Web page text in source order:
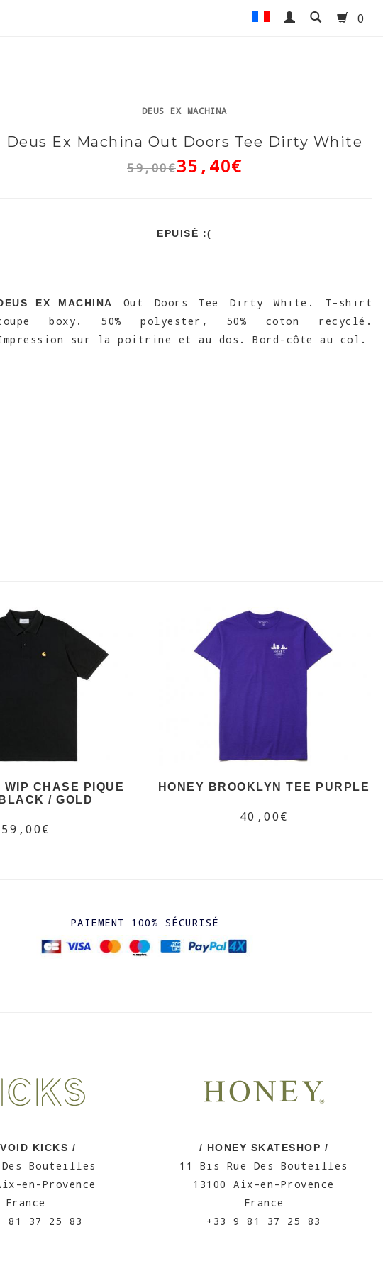
0
DEUS EX MACHINA
Deus Ex Machina Out Doors Tee Dirty White
59,00€35,40€
EPUISÉ :(
EX MACHINA
Out Doors Tee Dirty White. T-shirt
boxy. 50% polyester, 50% coton recyclé.
sur la poitrine et au dos. Bord-côte au col.
CHASE PIQUE
/ GOLD
59,00€
HONEY BROOKLYN TEE PURPLE
40,00€
PAIEMENT 100% SÉCURISÉ
KICKS /
Des Bouteilles
en-Provence
France
81 37 25 83
/ HONEY SKATESHOP /
11 Bis Rue Des Bouteilles
13100 Aix-en-Provence
France
+33 9 81 37 25 83